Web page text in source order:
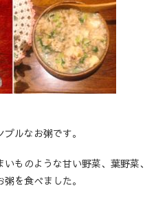
ルなお粥です。
ものような甘い野菜、葉野菜、
を食べました。